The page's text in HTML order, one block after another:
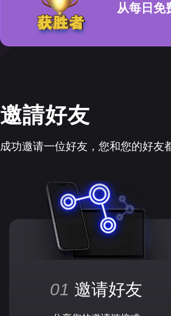
从每日免
邀請好友
成功邀请一位好友，您和您的好友
01 邀请好友